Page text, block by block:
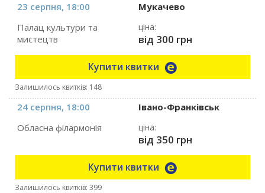
23 серпня, 18:00
Мукачево
Палац культури та
мистецтв
ціна:
від 300 грн
Купити квитки
Залишилось квитків: 148
24 серпня, 18:00
Івано-Франківськ
Обласна філармонія
ціна:
від 350 грн
Купити квитки
Залишилось квитків: 399